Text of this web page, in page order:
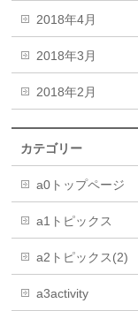
2018年4月
2018年3月
2018年2月
カテゴリー
a0トップページ
a1トピックス
a2トピックス(2)
a3activity